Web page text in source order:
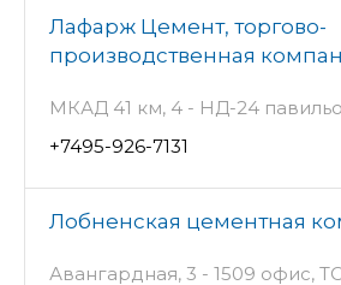
Лафарж Цемент, торгово-
производственная
МКАД 41 км, 4 - НД-24
+7495-926-7131
Лобненская цементная
Авангардная, 3 - 1509 офис,